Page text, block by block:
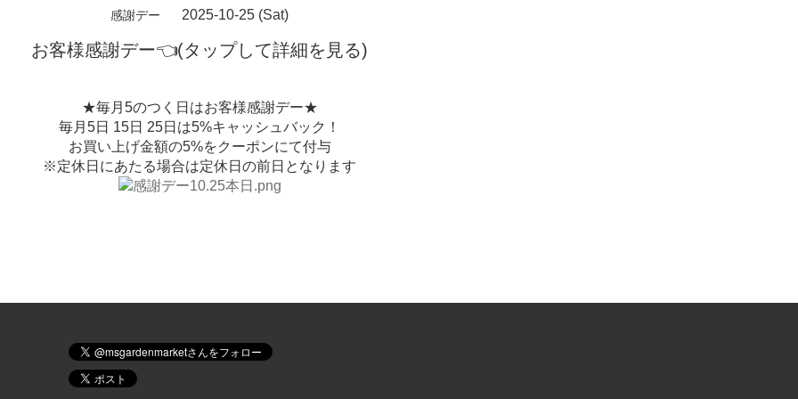
感謝デー 2025-10-25 (Sat)
お客様感謝デー👈(タップして詳細を見る)
★毎月5のつく日はお客様感謝デー★
毎月5日 15日 25日は5%キャッシュバック！
お買い上げ金額の5%をクーポンにて付与
※定休日にあたる場合は定休日の前日となります